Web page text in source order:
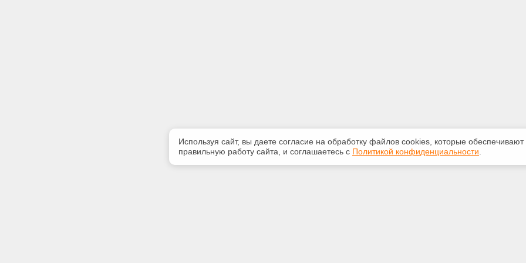
Используя сайт, вы даете согласие на обработку файлов сооkiеs, которые обеспечивают
правильную работу сайта, и соглашаетесь с Политикой конфиденциальности